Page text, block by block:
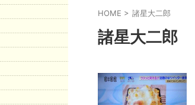
HOME > 諸星大二郎
諸星大二郎